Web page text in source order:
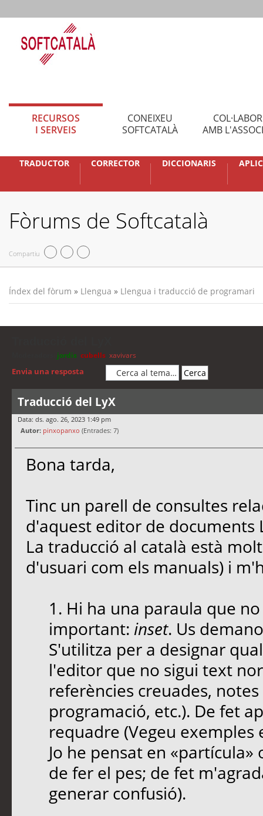
RECURSOS
I SERVEIS
CONEIXEU
SOFTCATALÀ
AMB
TRADUCTOR CORRECTOR DICCIONARIS
Fòrums de Softcatalà
Compartiu
Índex del fòrum » Llengua » Llengua i traducció de programari
jordis cubells xavivars
Envia una resposta
Traducció del LyX
Data: ds. ago. 26, 2023 1:49 pm
Autor: pinxopanxo (Entrades: 7)
Bona tarda,
Tinc un parell de consultes
d'aquest editor de documents
La traducció al català està
d'usuari com els manuals) i
1. Hi ha una paraula que
important: inset. Us
S'utilitza per a designar
l'editor que no sigui text
referències creuades,
programació, etc.). De fet
requadre (Vegeu exemples
Jo he pensat en
de fer el pes; de fet
generar confusió).